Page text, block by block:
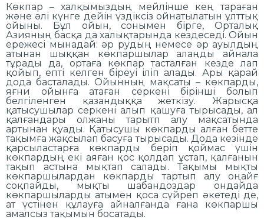
Көкпар – халқымыздың мейлінше кең тараған
және әлі күнге дейін үздіксіз ойнатылатын ұлттық
ойыны. Бұл ойын, сонымен бірге, Орталық
Азияның басқа да халықтарында кездеседі. Ойын
ережесі мынадай: әр рудың немесе әр ауылдың
атынан шыққан көкпаршылар алаңды айнала
тұрады да, ортаға көкпар тасталған кезде лап
қойып, епті келген біреуі іліп алады. Ары қарай
дода басталады. Ойынның мақсаты – көкпарды,
яғни ойынға атаған серкені бірінші болып
белгіленген қазандыққа жеткізу. Жарысқа
қатысушылар серкені алып қашуға тырысады, ал
қалғандары олжаны тарытп алу мақсатында
артынан қуады. Қатысушы көкпарды алған бетте
тақымға жақсылап басуға тырысады. Дода кезінде
қарсыластарға көкпарды беріп қоймас үшін
көкпардың екі аяған қос қолдап ұстап, қалғанын
тақып астына мықтап салады. Тақымы мықты
көкпаршылардан көкпарды тартып алу оңайғ
соқпайды, мықты шабандоздар ондайда
көкпаршыларды атымен қоса сүйреп әкетеді де,
ат үстінен құлауға айналғанда ғана көкпаршы
амалсыз тақымын босатады.